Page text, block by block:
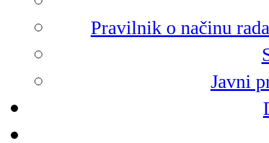
Pravilnik o načinu
Javni